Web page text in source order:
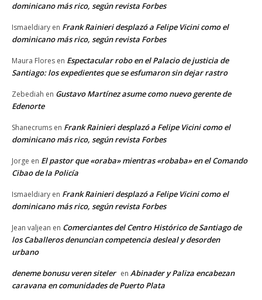
dominicano más rico, según revista Forbes
Ismaeldiary en Frank Rainieri desplazó a Felipe Vicini como el
dominicano más rico, según revista Forbes
Maura Flores en Espectacular robo en el Palacio de justicia de
Santiago: los expedientes que se esfumaron sin dejar rastro
Zebediah en Gustavo Martínez asume como nuevo gerente de
Edenorte
Shanecrums en Frank Rainieri desplazó a Felipe Vicini como el
dominicano más rico, según revista Forbes
Jorge en El pastor que «oraba» mientras «robaba» en el Comando
Cibao de la Policía
Ismaeldiary en Frank Rainieri desplazó a Felipe Vicini como el
dominicano más rico, según revista Forbes
Jean valjean en Comerciantes del Centro Histórico de Santiago de
los Caballeros denuncian competencia desleal y desorden
urbano
deneme bonusu veren siteler en Abinader y Paliza encabezan
caravana en comunidades de Puerto Plata